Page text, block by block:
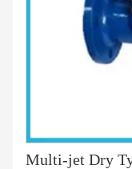
Multi-jet Dry